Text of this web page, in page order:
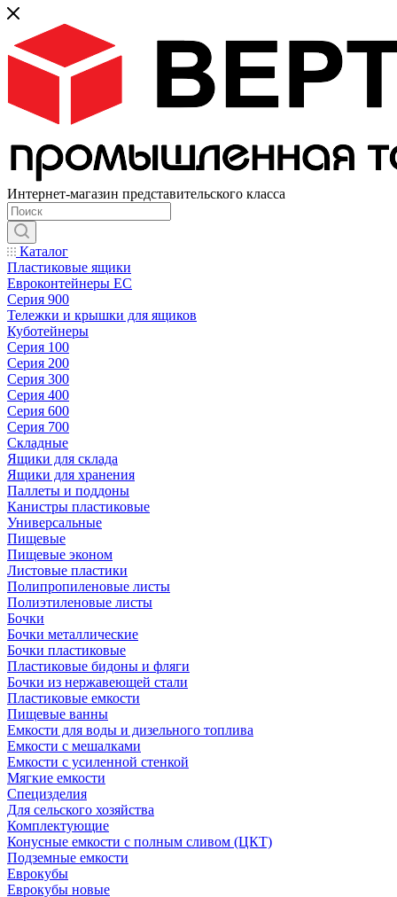
Интернет-магазин представительского класса
Каталог
Пластиковые ящики
Евроконтейнеры ЕС
Серия 900
Тележки и крышки для ящиков
Куботейнеры
Серия 100
Серия 200
Серия 300
Серия 400
Серия 600
Серия 700
Складные
Ящики для склада
Ящики для хранения
Паллеты и поддоны
Канистры пластиковые
Универсальные
Пищевые
Пищевые эконом
Листовые пластики
Полипропиленовые листы
Полиэтиленовые листы
Бочки
Бочки металлические
Бочки пластиковые
Пластиковые бидоны и фляги
Бочки из нержавеющей стали
Пластиковые емкости
Пищевые ванны
Емкости для воды и дизельного топлива
Емкости с мешалками
Емкости с усиленной стенкой
Мягкие емкости
Специзделия
Для сельского хозяйства
Комплектующие
Конусные емкости с полным сливом (ЦКТ)
Подземные емкости
Еврокубы
Еврокубы новые